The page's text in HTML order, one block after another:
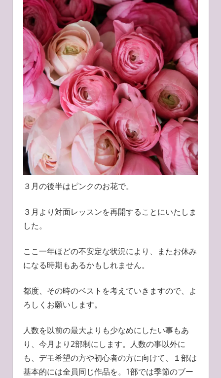
３月の後半はピンクのお花で。
３月より対面レッスンを再開することにいたしま
した。
ここ一年ほどの不安定な状況により、またお休み
になる時期もあるかもしれません。
都度、その時のベストを考えていきますので、よ
ろしくお願いします。
人数を以前の最大よりも少なめにしたい事もあ
り、今月より2部制にします。人数の事以外に
も、デモ希望の方や初心者の方に向けて、１部は
基本的には全員同じ作品を。1部では季節のブー